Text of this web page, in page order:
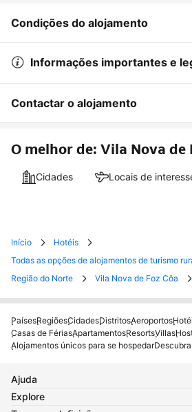
Condições do alojamento
Informações importantes e
Contactar o alojamento
O melhor de: Vila Nova de
Cidades Locais de
Início
Hotéis
Todas as opções de alojamentos de turismo
Região do Norte
Vila Nova de Foz Côa
PaísesRegiõesCidadesDistritosAeroportos
Casas de FériasApartamentosResortsVillas
Alojamentos únicos para se hospedar
Ajuda
Explore